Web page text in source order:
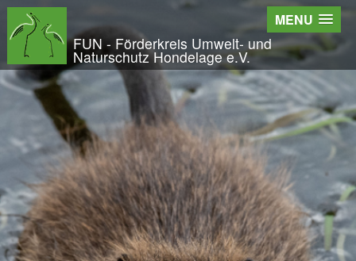
Wir - der FUN
Der Verein
Entstehung und Geschichte
Kontakt
Der Vorstand
Orts- und Arbeitsgruppen
Bundesfreiwilligendienst und Freiwilliges
Satzung und Leitbild
Veröffentlichungen
Projekte und Aktivitäten
Initiative Langes Leben
FUN - Förderkreis Umwelt- und
Naturschutz Hondelage e.V.
MENU